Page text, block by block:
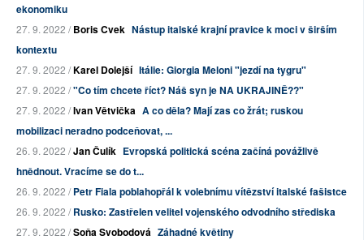
ekonomiku
27. 9. 2022 /Boris Cvek Nástup italské krajní pravice k moci v širším
kontextu
27. 9. 2022 /Karel Dolejší Itálie: Giorgia Meloni "jezdí na tygru"
27. 9. 2022 /"Co tím chcete říct? Náš syn je NA UKRAJINĚ??"
27. 9. 2022 /Ivan Větvička A co děla? Mají zas co žrát; ruskou
mobilizaci neradno podceňovat, ...
26. 9. 2022 /Jan Čulík Evropská politická scéna začíná povážlivě
hnědnout. Vracíme se do t...
26. 9. 2022 /Petr Fiala poblahopřál k volebnímu vítězství italské fašistce
26. 9. 2022 /Rusko: Zastřelen velitel vojenského odvodního střediska
27. 9. 2022 /Soňa Svobodová Záhadné květiny